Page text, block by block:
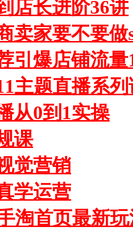
店长进阶36讲
卖家要不要做
引爆店铺流量
主题直播系列
从0到1实操
课
觉营销
学运营
淘首页最新